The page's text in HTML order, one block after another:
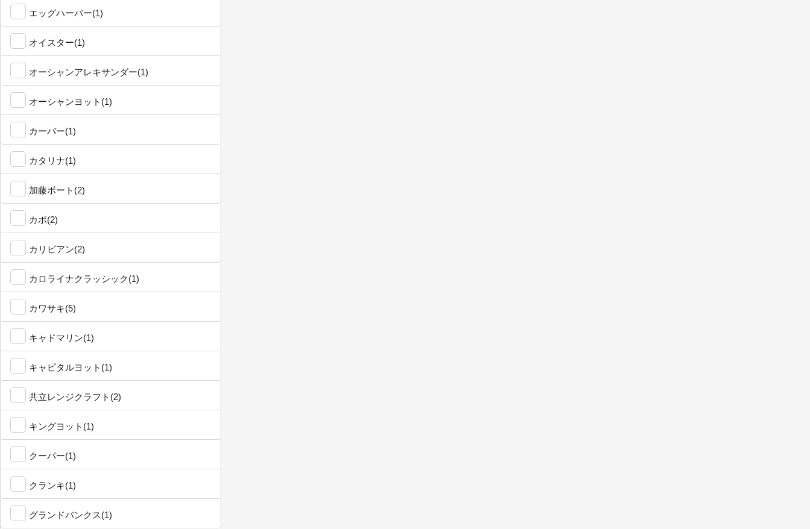
エッグハーバー(1)
オイスター(1)
オーシャンアレキサンダー(1)
オーシャンヨット(1)
カーバー(1)
カタリナ(1)
加藤ボート(2)
カボ(2)
カリビアン(2)
カロライナクラッシック(1)
カワサキ(5)
キャドマリン(1)
キャピタルヨット(1)
共立レンジクラフト(2)
キングヨット(1)
クーパー(1)
クランキ(1)
グランドバンクス(1)